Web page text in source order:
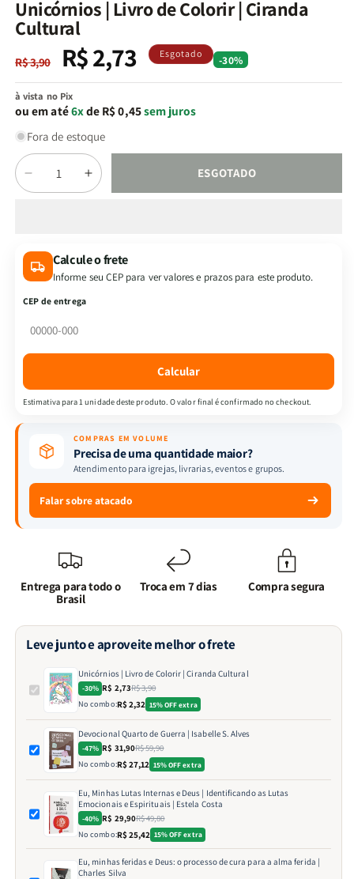
janela
modal
Unicórnios | Livro de Colorir | Ciranda
Cultural
Preço
normal
R$ 3,90
Preço
promocional
R$ 2,73 Esgotado -30%
à vista no Pix
ou em até6xde R$ 0,45sem juros
Fora de estoque
Quantidade
Diminuir
a
|
Livro
de
|
Aumentar
a
|
Livro
ESGOTADO
Calcule o frete
Informe seu CEP para ver valores e prazos para este produto.
CEP de entrega
Calcular
Estimativa para 1 unidade deste produto. O valor final é confirmado no checkout.
COMPRAS EM VOLUME
Precisa de uma quantidade maior?
Atendimento para igrejas, livrarias, eventos e grupos.
Falar sobre atacado
Entrega para todo o
Brasil
Troca em 7 dias Compra segura
Leve junto e aproveite melhor o frete
Unicórnios | Livro de Colorir | Ciranda Cultural
-30% R$ 2,73R$ 3,90
No combo:R$ 2,32 15% OFF extra
Devocional Quarto de Guerra | Isabelle S. Alves
-47% R$ 31,90R$ 59,90
No combo:R$ 27,12 15% OFF extra
Eu, Minhas Lutas Internas e Deus | Identificando as Lutas
Emocionais e Espirituais | Estela Costa
-40% R$ 29,90R$ 49,80
No combo:R$ 25,42 15% OFF extra
Eu, minhas feridas e Deus: o processo de cura para a alma ferida |
Charles Silva